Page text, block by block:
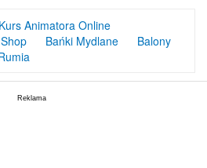
Kurs Animatora Online
Bańki Mydlane
Balony